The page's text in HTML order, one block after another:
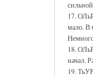
17.
мало. В
18.
начал.
19.